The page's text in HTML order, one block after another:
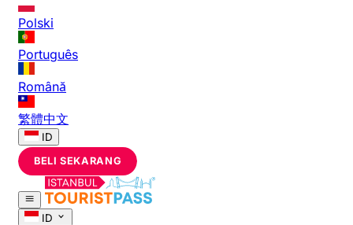
Polski
Português
Română
繁體中文
ID
BELI SEKARANG
ID